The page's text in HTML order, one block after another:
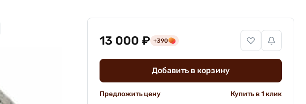
13 000 ₽ +390
Добавить в корзину
Предложить цену Купить в 1 клик